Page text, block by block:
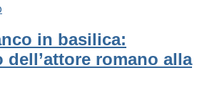
in basilica:
dell’attore romano alla